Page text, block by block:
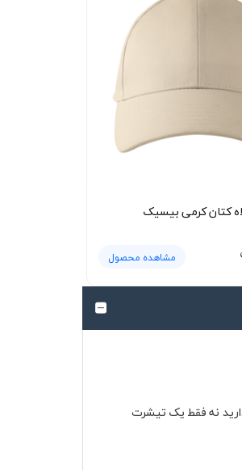
کتان کرمی بیسیک
مشاهده محصول
نه فقط یک تیشرت